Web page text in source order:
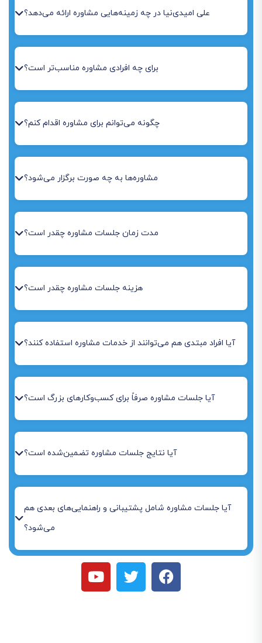
علی امیدی‌نیا در چه زمینه‌هایی مشاوره ارائه می‌دهد؟
برای چه افرادی مشاوره مناسب‌تر است؟
چگونه می‌توانم برای مشاوره اقدام کنم؟
مشاوره‌ها به چه صورت برگزار می‌شود؟
مدت زمان جلسات مشاوره چقدر است؟
هزینه جلسات مشاوره چقدر است؟
آیا افراد مبتدی هم می‌توانند از خدمات مشاوره استفاده کنند؟
آیا جلسات مشاوره صرفاً برای کسب‌وکارهای بزرگ است؟
آیا نتایج جلسات مشاوره تضمین‌شده است؟
آیا جلسات مشاوره شامل پشتیبانی و راهنمایی‌های بعدی هم
می‌شود؟